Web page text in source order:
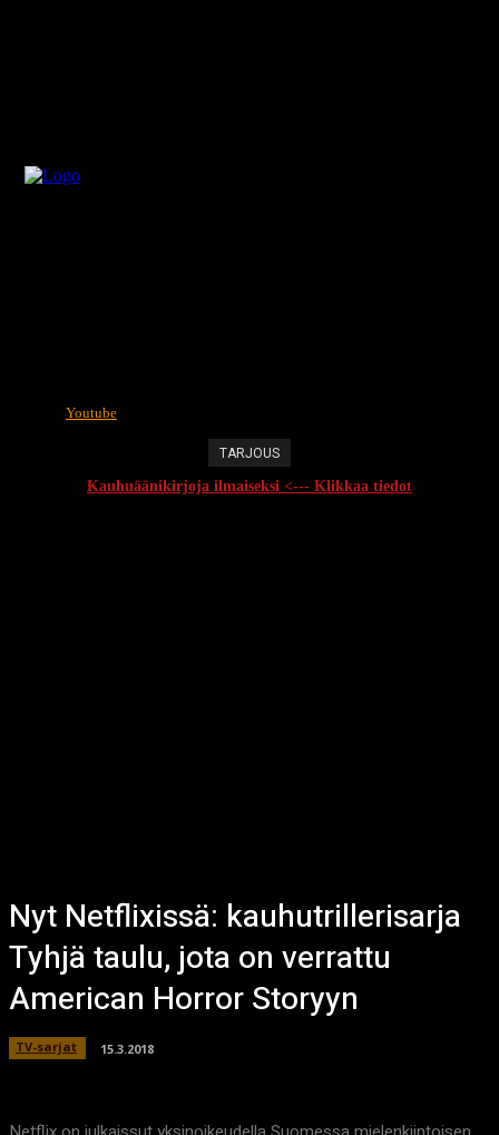
Youtube
TARJOUS
Kauhuäänikirjoja ilmaiseksi <--- Klikkaa tiedot
Nyt Netflixissä: kauhutrillerisarja
Tyhjä taulu, jota on verrattu
American Horror Storyyn
TV-sarjat 15.3.2018